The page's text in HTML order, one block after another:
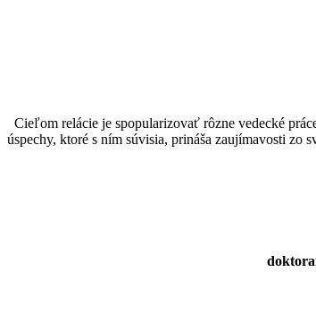
Cieľom relácie je spopularizovať rôzne vedecké
úspechy, ktoré s ním súvisia, prináša zaujímavosti zo